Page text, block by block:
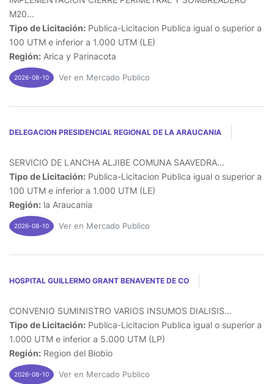
M20...
Tipo de Licitación: Publica-Licitacion Publica igual o superior a
100 UTM e inferior a 1.000 UTM (LE)
Región: Arica y Parinacota
2026-08-10 Ver en Mercado Publico
DELEGACION PRESIDENCIAL REGIONAL DE LA ARAUCANIA
SERVICIO DE LANCHA ALJIBE COMUNA SAAVEDRA...
Tipo de Licitación: Publica-Licitacion Publica igual o superior a
100 UTM e inferior a 1.000 UTM (LE)
Región: la Araucania
2026-08-10 Ver en Mercado Publico
HOSPITAL GUILLERMO GRANT BENAVENTE DE CO
CONVENIO SUMINISTRO VARIOS INSUMOS DIALISIS...
Tipo de Licitación: Publica-Licitacion Publica igual o superior a
1.000 UTM e inferior a 5.000 UTM (LP)
Región: Region del Biobio
2026-08-10 Ver en Mercado Publico